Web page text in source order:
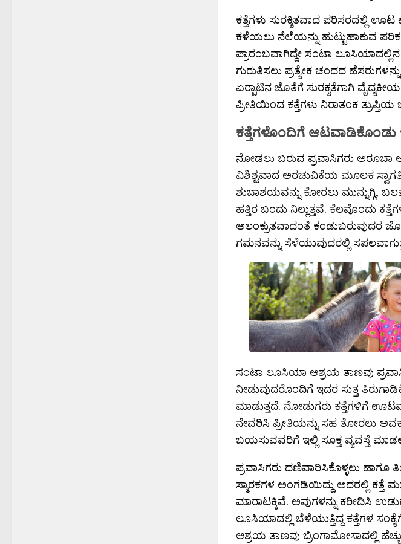
ಕತ್ತೆಗಳು ಸುರಕ್ಶಿತವಾದ ಪರಿಸರದಲ್ಲಿ
ಕಳೆಯಲು ನೆಲೆಯನ್ನು ಹುಟ್ಟುಹಾಕುವ
ಪ್ರಾರಂಬವಾಗಿದ್ದೇ ಸಂಟಾ
ಗುರುತಿಸಲು ಪ್ರತ್ಯೇಕ ಚಂದದ
ಏರ‍್ಪಾಟಿನ ಜೊತೆಗೆ ಸುರಕ್ಶತೆಗಾಗಿ
ಪ್ರೀತಿಯಿಂದ ಕತ್ತೆಗಳು ನಿರಾತಂಕ
ಕತ್ತೆಗಳೊಂದಿಗೆ ಆಟವಾಡಿಕೊಂಡು
ನೋಡಲು ಬರುವ ಪ್ರವಾಸಿಗರು ಅರೂಬಾ
ವಿಶಿಶ್ಟವಾದ ಅರಚುವಿಕೆಯ ಮೂಲಕ
ಶುಬಾಶಯವನ್ನು ಕೋರಲು ಮುನ್ನುಗ್ಗಿ,
ಹತ್ತಿರ ಬಂದು ನಿಲ್ಲುತ್ತವೆ. ಕೆಲವೊಂದು
ಅಲಂಕ್ರುತವಾದಂತೆ ಕಂಡುಬರುವುದರ
ಗಮನವನ್ನು ಸೆಳೆಯುವುದರಲ್ಲಿ
ಸಂಟಾ ಲೂಸಿಯಾ ಆಶ್ರಯ ತಾಣವು
ನೀಡುವುದರೊಂದಿಗೆ ಇದರ ಸುತ್ತ
ಮಾಡುತ್ತದೆ. ನೋಡುಗರು ಕತ್ತೆಗಳಿಗೆ
ನೇವರಿಸಿ ಪ್ರೀತಿಯನ್ನು ಸಹ ತೋರಲು
ಬಯಸುವವರಿಗೆ ಇಲ್ಲಿ ಸೂಕ್ತ ವ್ಯವಸ್ತೆ
ಪ್ರವಾಸಿಗರು ದಣಿವಾರಿಸಿಕೊಳ್ಳಲು ಹಾಗೂ
ಸ್ಮಾರಕಗಳ ಅಂಗಡಿಯಿದ್ದು ಅದರಲ್ಲಿ ಕತ್ತೆ
ಮಾರಾಟಕ್ಕಿವೆ. ಅವುಗಳನ್ನು ಕರೀದಿಸಿ
ಲೂಸಿಯಾದಲ್ಲಿ ಬೆಳೆಯುತ್ತಿದ್ದ ಕತ್ತೆಗಳ
ಆಶ್ರಯ ತಾಣವು ಬ್ರಿಂಗಾಮೋಸಾದಲ್ಲಿ